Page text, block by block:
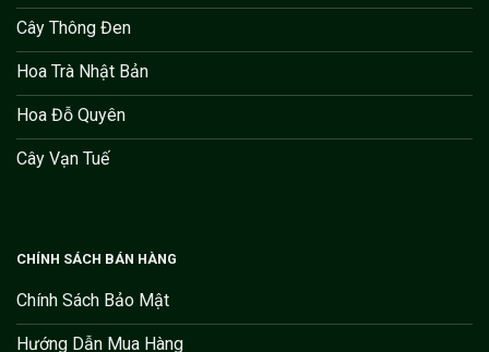
Cây Thông Đen
Hoa Trà Nhật Bản
Hoa Đỗ Quyên
Cây Vạn Tuế
CHÍNH SÁCH BÁN HÀNG
Chính Sách Bảo Mật
Hướng Dẫn Mua Hàng